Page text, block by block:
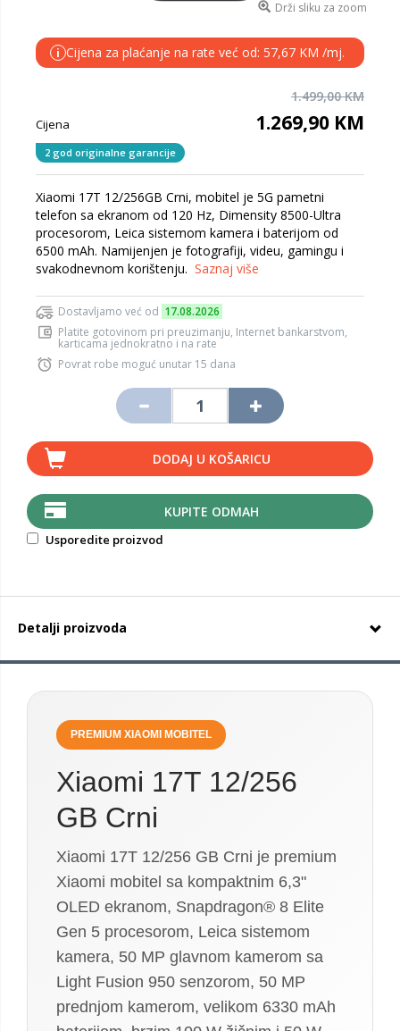
Drži sliku za zoom
i Cijena za plaćanje na rate već od: 57,67 KM /mj.
1.499,00 KM
Cijena 1.269,90 KM
2 god originalne garancije
Xiaomi 17T 12/256GB Crni, mobitel je 5G pametni
telefon sa ekranom od 120 Hz, Dimensity 8500-Ultra
procesorom, Leica sistemom kamera i baterijom od
6500 mAh. Namijenjen je fotografiji, videu, gamingu i
svakodnevnom korištenju. Saznaj više
Dostavljamo već od 17.08.2026
Platite gotovinom pri preuzimanju, Internet bankarstvom,
karticama jednokratno i na rate
Povrat robe moguć unutar 15 dana
DODAJ U KOŠARICU
KUPITE ODMAH
Usporedite proizvod
Detalji proizvoda
PREMIUM XIAOMI MOBITEL
Xiaomi 17T 12/256
GB Crni
Xiaomi 17T 12/256 GB Crni je premium
Xiaomi mobitel sa kompaktnim 6,3"
OLED ekranom, Snapdragon® 8 Elite
Gen 5 procesorom, Leica sistemom
kamera, 50 MP glavnom kamerom sa
Light Fusion 950 senzorom, 50 MP
prednjom kamerom, velikom 6330 mAh